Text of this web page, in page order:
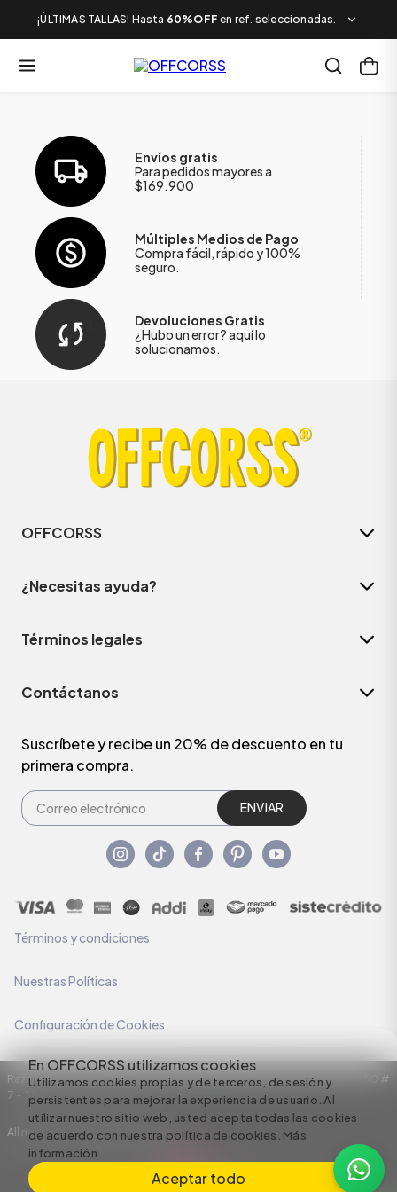
¡ÚLTIMAS TALLAS! Hasta 60%OFF en ref. seleccionadas.
En OFFCORSS utilizamos cookies
Utilizamos cookies propias y de terceros, de sesión y
persistentes para mejorar la experiencia de usuario. Al
utilizar nuestro sitio web, usted acepta todas las cookies
de acuerdo con nuestra política de cookies. Más
información
Aceptar todo
Envíos gratis
Para pedidos mayores a
$169.900
Múltiples Medios de Pago
Compra fácil, rápido y 100%
seguro.
Devoluciones Gratis
¿Hubo un error?aquílo
solucionamos.
OFFCORSS
¿Necesitas ayuda?
Términos legales
Contáctanos
Suscríbete y recibe un 20% de descuento en tu
primera compra.
ENVIAR
Términos y condiciones
Nuestras Políticas
Configuración de Cookies
Razón Social: C.I HERMECO S.A. NIT: 890924167-6 Dirección: Carrera 50 #
7 – 35
All rights reserved empowered by